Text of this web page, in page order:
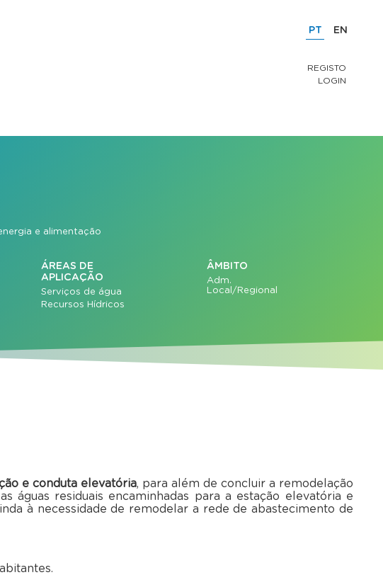
PT EN
REGISTO
LOGIN
e alimentação
ÁREAS DE
APLICAÇÃO
Serviços de água
Recursos Hídricos
ÂMBITO
Adm.
Local/Regional
e conduta elevatória, para além de concluir a remodelação
águas residuais encaminhadas para a estação elevatória e
à necessidade de remodelar a rede de abastecimento de